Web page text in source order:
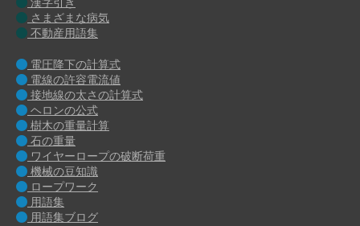
さまざまな病気
不動産用語集
電圧降下の計算式
電線の許容電流値
接地線の太さの計算式
ヘロンの公式
樹木の重量計算
石の重量
ワイヤーロープの破断荷重
機械の豆知識
ロープワーク
用語集
用語集ブログ